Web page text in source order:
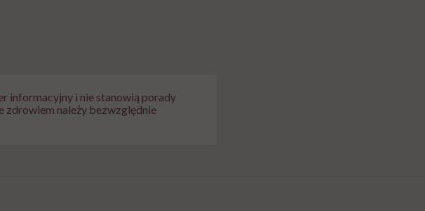
informacyjny i nie stanowią porady
zdrowiem należy bezwzględnie